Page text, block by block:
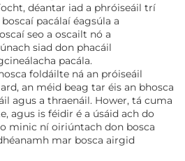
déantar iad a phróiseáil trí
pacálaí éagsúla a
seo a oscailt nó a
siad don phacáil
pacála.
foldáilte ná an próiseáil
an méid beag tar éis an bhosca
agus a thraenáil. Hower, tá cuma
agus is féidir é a úsáid ach do
minic ní oiriúntach don bosca
mar bosca airgid